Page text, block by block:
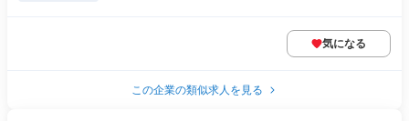
気になる
この企業の類似求人を見る